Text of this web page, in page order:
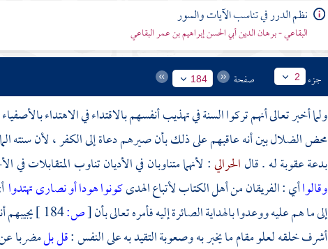
نظم الدرر في تناسب الآيات والسور
البقاعي - برهان الدين أبي الحسن إبراهيم بن عمر البقاعي
جزء 2 صفحة 184
ولما أخبر تعالى أنهم تركوا السنة في تهذيب أنفسهم بالاقتداء في الاهتداء
محض الضلال بين أنه عاقبهم على ذلك بأن صيرهم دعاة إلى الكفر ، لأن سنته
بدعة عقوبة له . قالالحرالي: لأنهما متناوبان في الأديان تناوب المتقابلات
وقالواأي : الفريقان من أهل الكتاب لأتباع الهدىكونوا هودا أو نصارى تهتدوا
إلى ما هم عليه ووعدوا بالهداية الصائرة إليه فأمره تعالى بأن[ص:184 ]
أشرف خلقه لعلو مقام ما يخبر به وصعوبة التقيد به على النفس :قل بلمضربا